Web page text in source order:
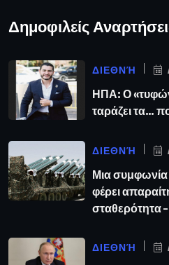
Δημοφιλείς
ΔΙΕΘΝΉ
ΗΠΑ: Ο
ταράζει τα…
ΔΙΕΘΝΉ
Μια
φέρει
σταθερότητα –
ΔΙΕΘΝΉ